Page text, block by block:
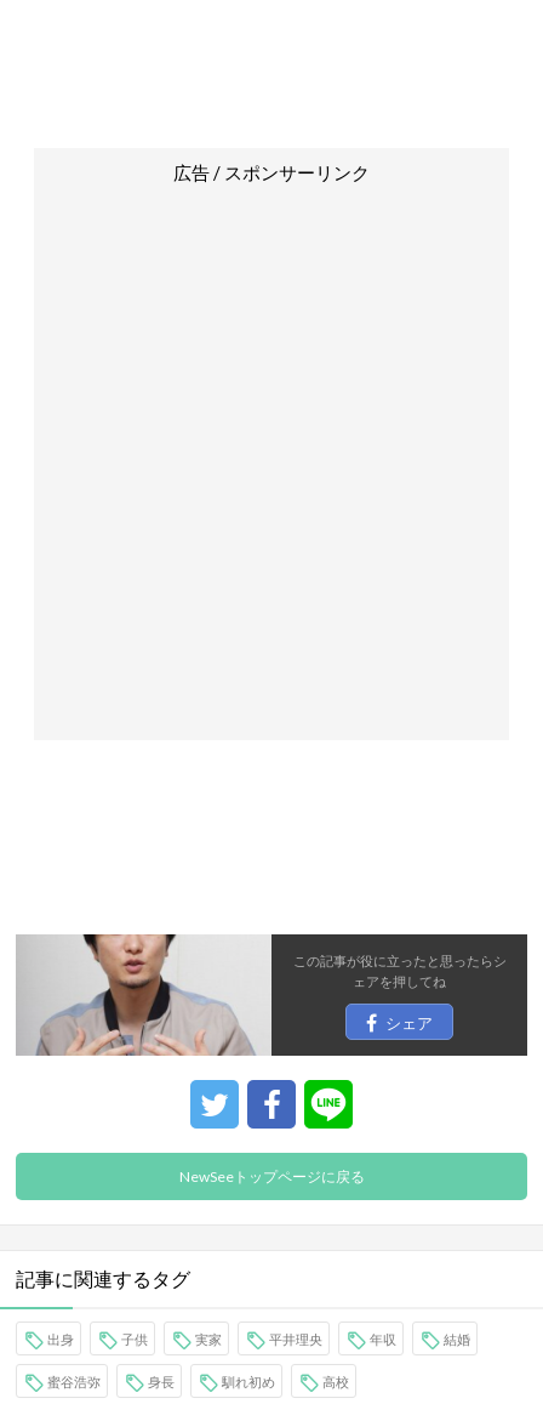
広告 / スポンサーリンク
この記事が役に立ったと思ったらシ
ェアを押してね
シェア
NewSeeトップページに戻る
記事に関連するタグ
出身 子供 実家 平井理央 年収 結婚
蜜谷浩弥 身長 馴れ初め 高校